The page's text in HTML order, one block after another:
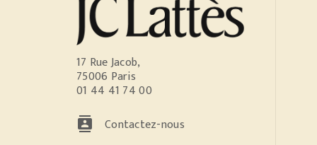
17 Rue Jacob,
75006 Paris
01 44 41 74 00
contacts Contactez-nous